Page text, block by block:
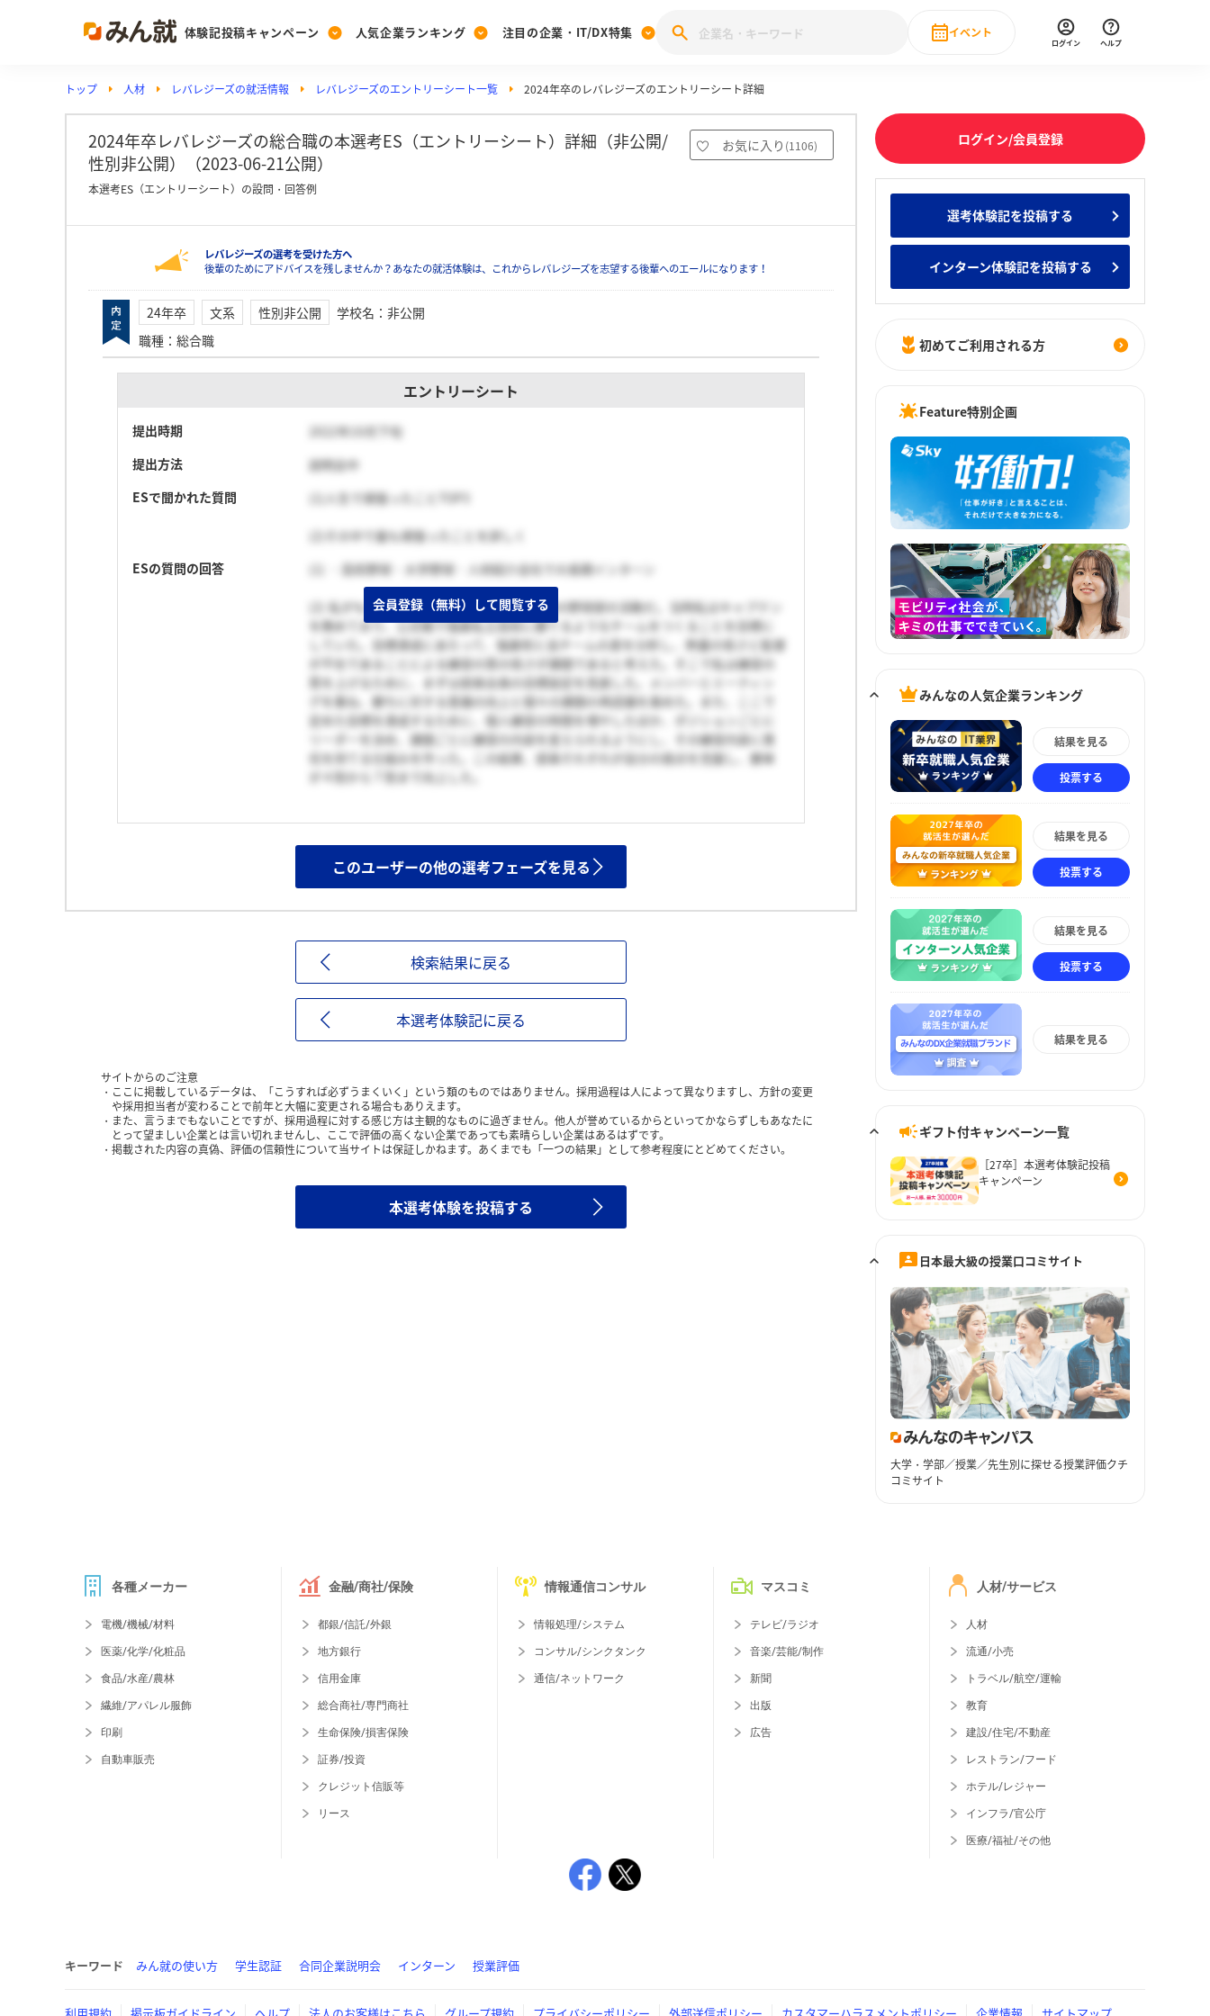
体験記投稿キャンペーン
Post
投稿する
[27卒] 本選考体験記投稿キャンペーン
人気企業ランキング
Ranking
ランキングを見る
みんなのDX企業就職ブランド調査
Vote みんなの新卒就職人気企業ランキング みんなのインターン人気企業ランキ
注目の企業・IT/DX特集
PickUp
注目の企業特集
28卒 IT・DX現場社員インタビュー
動画で知ろう！業界・企業研究
イベント
直近のイベント一覧
ログイン ヘルプ
トップ 人材 レバレジーズの就活情報 レバレジーズのエントリーシート一覧 2024年卒のレバレジーズのエントリーシート詳細
2024年卒レバレジーズの総合職の本選考ES（エントリーシート）詳細（非公開/
性別非公開）（2023-06-21公開）
お気に入り (1106)
本選考ES（エントリーシート）の設問・回答例
レバレジーズの選考を受けた方へ
後輩のためにアドバイスを残しませんか？あなたの就活体験は、これからレバレジーズを志望する後輩へのエールになります！
24年卒 文系 性別非公開 学校名 ： 非公開
職種 ： 総合職
エントリーシート
提出時期
2022年10月下旬
提出方法
説明会中
ESで聞かれた質問
(1)人生で頑張ったことTOP3
(2)その中で最も頑張ったことを詳しく
ESの質問の回答
(1) ・高校野球・大学野球・人材紹介会社での長期インターン
(2) 私がもっとも頑張ったことは、高校時代の野球部の活動だ。当時私はキャプテン
を務めており、公式戦で強豪私立高校に勝てるようなチームをつくることを目標に
していた。目標達成にあたって、強豪校と自チームの差を分析し、熱量の低さと監督
が不在であることによる練習の質の低さが課題であると考えた。そこで私は練習の
質を上げるために、まずは部員全員の目標設定を見直した。メンバーとミーティン
グを重ね、勝ちに対する意識の向上と個々の課題の再認識を進めた。また、ここで
定めた目標を達成するために、個人練習の時間を増やしたほか、ポジションごとに
リーダーを決め、課題ごとに練習の内容を変えられるようにし、その練習内容に責
任を持てる仕組みを作った。この結果、部員それぞれが自分の弱点を克服し、勝率
が４割から７割まで向上した。
会員登録（無料）して閲覧する
このユーザーの他の選考フェーズを見る
検索結果に戻る
本選考体験記に戻る
サイトからのご注意
ここに掲載しているデータは、「こうすれば必ずうまくいく」という類のものではありません。採用過程は人によって異なりますし、方針の変更
や採用担当者が変わることで前年と大幅に変更される場合もありえます。
また、言うまでもないことですが、採用過程に対する感じ方は主観的なものに過ぎません。他人が誉めているからといってかならずしもあなたに
とって望ましい企業とは言い切れませんし、ここで評価の高くない企業であっても素晴らしい企業はあるはずです。
掲載された内容の真偽、評価の信頼性について当サイトは保証しかねます。あくまでも「一つの結果」として参考程度にとどめてください。
本選考体験を投稿する
ログイン/会員登録
選考体験記を投稿する
インターン体験記を投稿する
初めてご利用される方
Feature特別企画
みんなの人気企業ランキング
結果を見る
投票する
結果を見る
投票する
結果を見る
投票する
結果を見る
ギフト付キャンペーン一覧
［27卒］本選考体験記投稿
キャンペーン
日本最大級の授業口コミサイト
大学・学部／授業／先生別に探せる授業評価クチ
コミサイト
各種メーカー
電機/機械/材料
医薬/化学/化粧品
食品/水産/農林
繊維/アパレル服飾
印刷
自動車販売
金融/商社/保険
都銀/信託/外銀
地方銀行
信用金庫
総合商社/専門商社
生命保険/損害保険
証券/投資
クレジット信販等
リース
情報通信コンサル
情報処理/システム
コンサル/シンクタンク
通信/ネットワーク
マスコミ
テレビ/ラジオ
音楽/芸能/制作
新聞
出版
広告
人材/サービス
人材
流通/小売
トラベル/航空/運輸
教育
建設/住宅/不動産
レストラン/フード
ホテル/レジャー
インフラ/官公庁
医療/福祉/その他
キーワード みん就の使い方 学生認証 合同企業説明会 インターン 授業評価